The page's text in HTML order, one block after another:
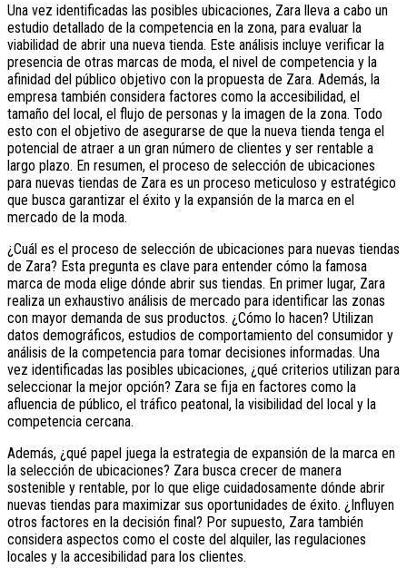
Una vez identificadas las posibles ubicaciones, Zara lleva a cabo un
estudio detallado de la competencia en la zona, para evaluar la
viabilidad de abrir una nueva tienda. Este análisis incluye verificar la
presencia de otras marcas de moda, el nivel de competencia y la
afinidad del público objetivo con la propuesta de Zara. Además, la
empresa también considera factores como la accesibilidad, el
tamaño del local, el flujo de personas y la imagen de la zona. Todo
esto con el objetivo de asegurarse de que la nueva tienda tenga el
potencial de atraer a un gran número de clientes y ser rentable a
largo plazo. En resumen, el proceso de selección de ubicaciones
para nuevas tiendas de Zara es un proceso meticuloso y estratégico
que busca garantizar el éxito y la expansión de la marca en el
mercado de la moda.
¿Cuál es el proceso de selección de ubicaciones para nuevas tiendas
de Zara? Esta pregunta es clave para entender cómo la famosa
marca de moda elige dónde abrir sus tiendas. En primer lugar, Zara
realiza un exhaustivo análisis de mercado para identificar las zonas
con mayor demanda de sus productos. ¿Cómo lo hacen? Utilizan
datos demográficos, estudios de comportamiento del consumidor y
análisis de la competencia para tomar decisiones informadas. Una
vez identificadas las posibles ubicaciones, ¿qué criterios utilizan para
seleccionar la mejor opción? Zara se fija en factores como la
afluencia de público, el tráfico peatonal, la visibilidad del local y la
competencia cercana.
Además, ¿qué papel juega la estrategia de expansión de la marca en
la selección de ubicaciones? Zara busca crecer de manera
sostenible y rentable, por lo que elige cuidadosamente dónde abrir
nuevas tiendas para maximizar sus oportunidades de éxito. ¿Influyen
otros factores en la decisión final? Por supuesto, Zara también
considera aspectos como el coste del alquiler, las regulaciones
locales y la accesibilidad para los clientes.